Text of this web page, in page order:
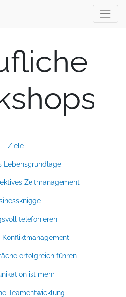
Ziele
Lebensgrundlage
Zeitmanagement
telefonieren
Konfliktmanagement
erfolgreich führen
ist mehr
Teamentwicklung